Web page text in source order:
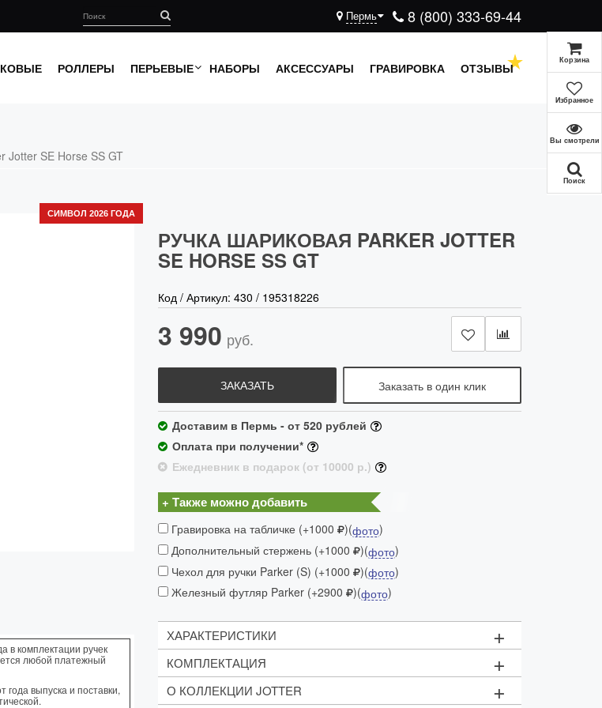
8 (800) 333-69-44
Пермь
РОЛЛЕРЫ ПЕРЬЕВЫЕ НАБОРЫ АКСЕССУАРЫ ГРАВИРОВКА ОТЗЫВЫ
Jotter SE Horse SS GT
СИМВОЛ 2026 ГОДА
в комплектации ручек
любой платежный
выпуска и поставки,
РУЧКА ШАРИКОВАЯ PARKER JOTTER
SE HORSE SS GT
Код / Артикул: 430 / 195318226
Заказать в один клик
3 990 руб.
ЗАКАЗАТЬ
Доставим в Пермь - от 520 рублей
Оплата при получении*
Ежедневник в подарок (от 10000 р.)
+ Также можно добавить
Гравировка на табличке (+1000 )(фото)
Дополнительный стержень (+1000
)(фото)
Чехол для ручки Parker (S) (+1000
)(фото)
Железный футляр Parker (+2900
)(фото)
ХАРАКТЕРИСТИКИ +
кнопочный
Материал:
КОМПЛЕКТАЦИЯ +
Синий стержень (M - 1мм)
О КОЛЛЕКЦИИ JOTTER +
Корзина
Избранное
Вы смотрели
Поиск